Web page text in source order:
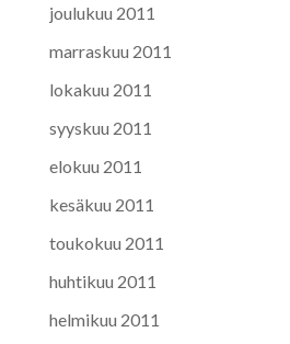
joulukuu 2011
marraskuu 2011
lokakuu 2011
syyskuu 2011
elokuu 2011
kesäkuu 2011
toukokuu 2011
huhtikuu 2011
helmikuu 2011